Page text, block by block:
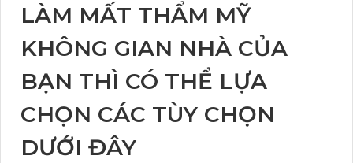
LÀM MẤT THẨM MỸ
KHÔNG GIAN NHÀ CỦA
BẠN THÌ CÓ THỂ LỰA
CHỌN CÁC TÙY CHỌN
DƯỚI ĐÂY